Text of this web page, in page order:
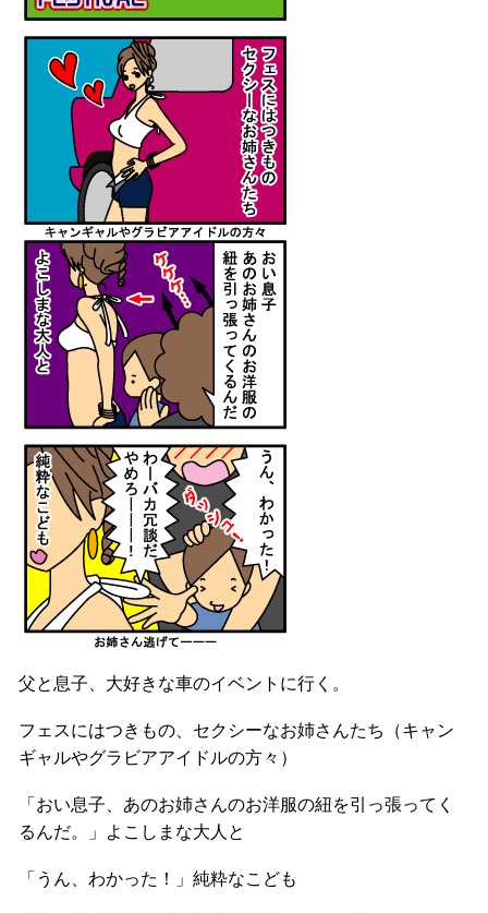
父と息子、大好きな車のイベントに行く。
フェスにはつきもの、セクシーなお姉さんたち（キャン
ギャルやグラビアアイドルの方々）
「おい息子、あのお姉さんのお洋服の紐を引っ張ってく
るんだ。」よこしまな大人と
「うん、わかった！」純粋なこども